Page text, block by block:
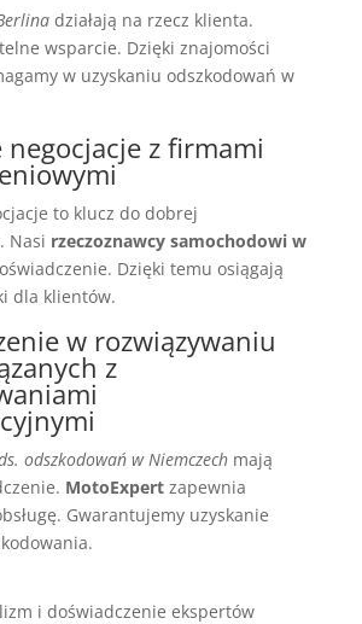
działają na rzecz klienta.
wsparcie. Dzięki znajomości
w uzyskaniu odszkodowań w
negocjacje z firmami
to klucz do dobrej
Nasi rzeczoznawcy samochodowi w
Dzięki temu osiągają
dla klientów.
w rozwiązywaniu
z
odszkodowań w Niemczechmają
MotoExpertzapewnia
Gwarantujemy uzyskanie
i doświadczenie ekspertów